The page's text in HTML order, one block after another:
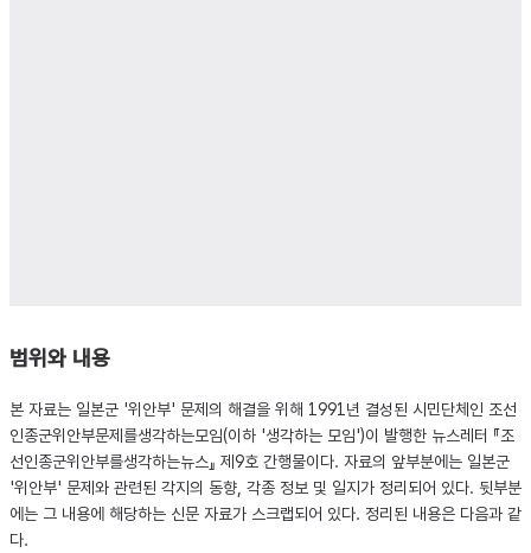
범위와 내용
본 자료는 일본군 '위안부' 문제의 해결을 위해 1991년 결성된 시민단체인 조선
인종군위안부문제를생각하는모임(이하 '생각하는 모임')이 발행한 뉴스레터 『조
선인종군위안부를생각하는뉴스』 제9호 간행물이다. 자료의 앞부분에는 일본군
'위안부' 문제와 관련된 각지의 동향, 각종 정보 및 일지가 정리되어 있다. 뒷부분
에는 그 내용에 해당하는 신문 자료가 스크랩되어 있다. 정리된 내용은 다음과 같
다.